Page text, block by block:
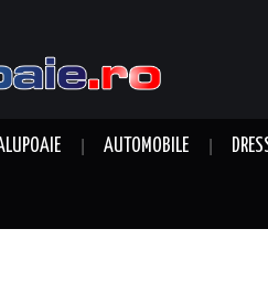
AUTOMOBILE